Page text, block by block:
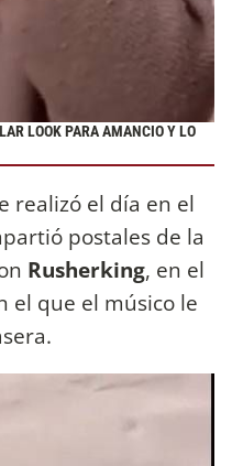
LOOK PARA AMANCIO Y LO
realizó el día en el
postales de la
Rusherking, en el
el que el músico le